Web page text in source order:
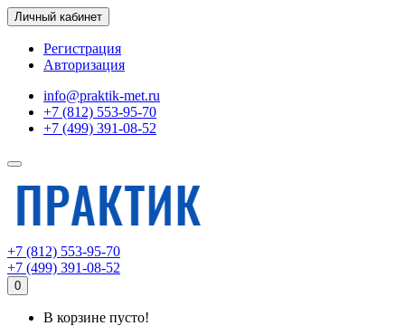
Личный кабинет
Регистрация
Авторизация
info@praktik-met.ru
+7 (812) 553-95-70
+7 (499) 391-08-52
+7 (812) 553-95-70
+7 (499) 391-08-52
0
В корзине пусто!